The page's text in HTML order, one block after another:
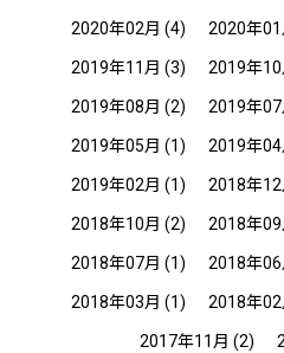
2020年02月 (4) 2020年01
2019年11月 (3) 2019年10
2019年08月 (2) 2019年07
2019年05月 (1) 2019年04
2019年02月 (1) 2018年12
2018年10月 (2) 2018年09
2018年07月 (1) 2018年06
2018年03月 (1) 2018年02
2017年11月 (2)